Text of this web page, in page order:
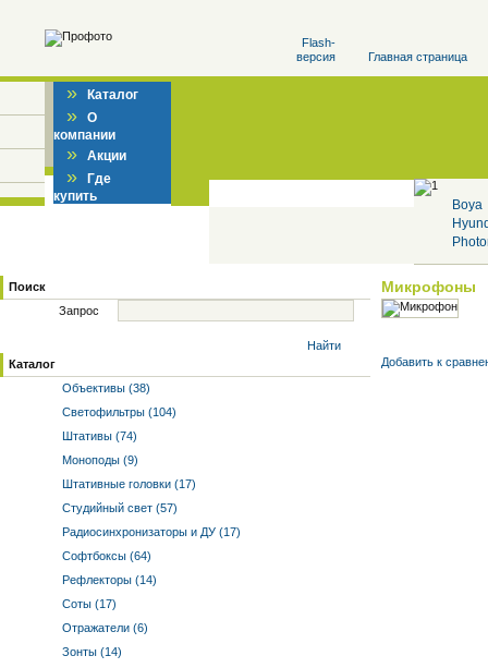
Flash-
версия
Главная страница
» Каталог
» О
компании
» Акции
» Где
купить
Boya
Поиск
Запрос
Найти
Каталог
Объективы (38)
Светофильтры (104)
Штативы (74)
Моноподы (9)
Штативные головки (17)
Студийный свет (57)
Радиосинхронизаторы и ДУ (17)
Софтбоксы (64)
Рефлекторы (14)
Соты (17)
Отражатели (6)
Зонты (14)
Микрофоны
Добавить к